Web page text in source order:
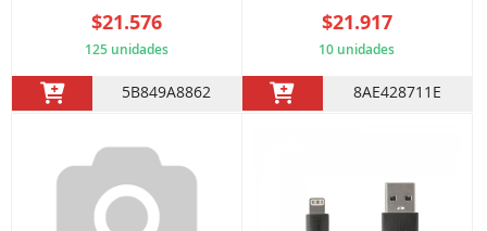
$21.576
125 unidades
5B849A8862
$21.917
10 unidades
8AE428711E